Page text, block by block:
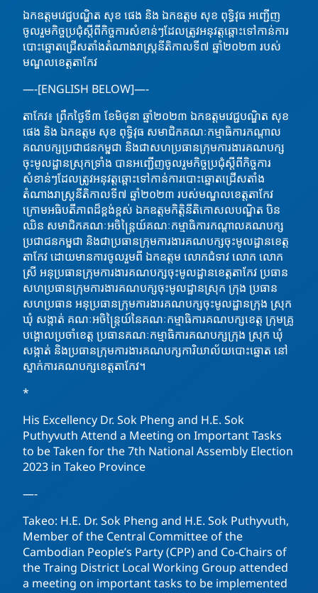
ឯកឧត្តមវេជ្ជបណ្ឌិត សុខ ផេង និង ឯកឧត្តម សុខ ពុទ្ធិវុធ អញ្ជើញ
ចូលរួមកិច្ចប្រជុំស្តីពីកិច្ចការសំខាន់ៗដែលត្រូវអនុវត្តឆ្ពោះទៅកាន់ការ
បោះឆ្នោតជ្រើសតាំងតំណាងរាស្រ្តនីតិកាលទី៧ ឆ្នាំ២០២៣ របស់
មណ្ឌលខេត្តតាកែវ
—-[ENGLISH BELOW]—-
តាកែវ៖ ព្រឹកថ្ងៃទី៣ ខែមិថុនា ឆ្នាំ២០២៣ ឯកឧត្តមវេជ្ជបណ្ឌិត សុខ
ផេង និង ឯកឧត្តម សុខ ពុទ្ធិវុធ សមាជិកគណៈកម្មាធិការកណ្តាល
គណបក្សប្រជាជនកម្ពុជា និងជាសហប្រធានក្រុមការងារគណបក្ស
ចុះមូលដ្ឋានស្រុកទ្រាំង បានអញ្ជើញចូលរួមកិច្ចប្រជុំស្តីពីកិច្ចការ
សំខាន់ៗដែលត្រូវអនុវត្តឆ្ពោះទៅកាន់ការបោះឆ្នោតជ្រើសតាំង
តំណាងរាស្រ្តនីតិកាលទី៧ ឆ្នាំ២០២៣ របស់មណ្ឌលខេត្តតាកែវ
ក្រោមអធិបតីភាពដ៏ខ្ពង់ខ្ពស់ ឯកឧត្តមកិត្តិនីតិកោសលបណ្ឌិត ប៊ិន
ឈិន សមាជិកគណៈអចិន្ត្រៃយ៍គណៈកម្មាធិការកណ្តាលគណបក្ស
ប្រជាជនកម្ពុជា និងជាប្រធានក្រុមការងារគណបក្សចុះមូលដ្ឋានខេត្ត
តាកែវ ដោយមានការចូលរួមពី ឯកឧត្តម លោកជំទាវ លោក លោក
ស្រី អនុប្រធានក្រុមការងារគណបក្សចុះមូលដ្ឋានខេត្តតាកែវ ប្រធាន
សហប្រធានក្រុមការងារគណបក្សចុះមូលដ្ឋានស្រុក ក្រុង ប្រធាន
សហប្រធាន អនុប្រធានក្រុមការងារគណបក្សចុះមូលដ្ឋានក្រុង ស្រុក
ឃុំ សង្កាត់ គណៈអចិន្ត្រៃយ៍នៃគណៈកម្មាធិការគណបក្សខេត្ត ក្រុមគ្រូ
បង្គោលប្រចាំខេត្ត ប្រធានគណៈកម្មាធិការគណបក្សក្រុង ស្រុក ឃុំ
សង្កាត់ និងប្រធានក្រុមការងារគណបក្សការិយាល័យបោះឆ្នោត នៅ
ស្នាក់ការគណបក្សខេត្តតាកែវ។
*
His Excellency Dr. Sok Pheng and H.E. Sok
Puthyvuth Attend a Meeting on Important Tasks
to be Taken for the 7th National Assembly Election
2023 in Takeo Province
—-
Takeo: H.E. Dr. Sok Pheng and H.E. Sok Puthyvuth,
Member of the Central Committee of the
Cambodian People’s Party (CPP) and Co-Chairs of
the Traing District Local Working Group attended
a meeting on important tasks to be implemented